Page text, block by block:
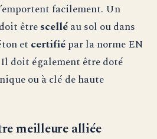
facilement. Un
êtrescelléau sol ou dans
et certifiépar la norme EN
Il doit également être doté
ou à clé de haute
meilleure alliée